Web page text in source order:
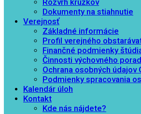
Rozvrh krúžkov
Dokumenty na stiahnutie
Verejnosť
Základné informácie
Profil verejného
Finančné podmienky
Činnosti výchovného
Ochrana osobných údajov
Podmienky spracovania
Kalendár úloh
Kontakt
Kde nás nájdete?